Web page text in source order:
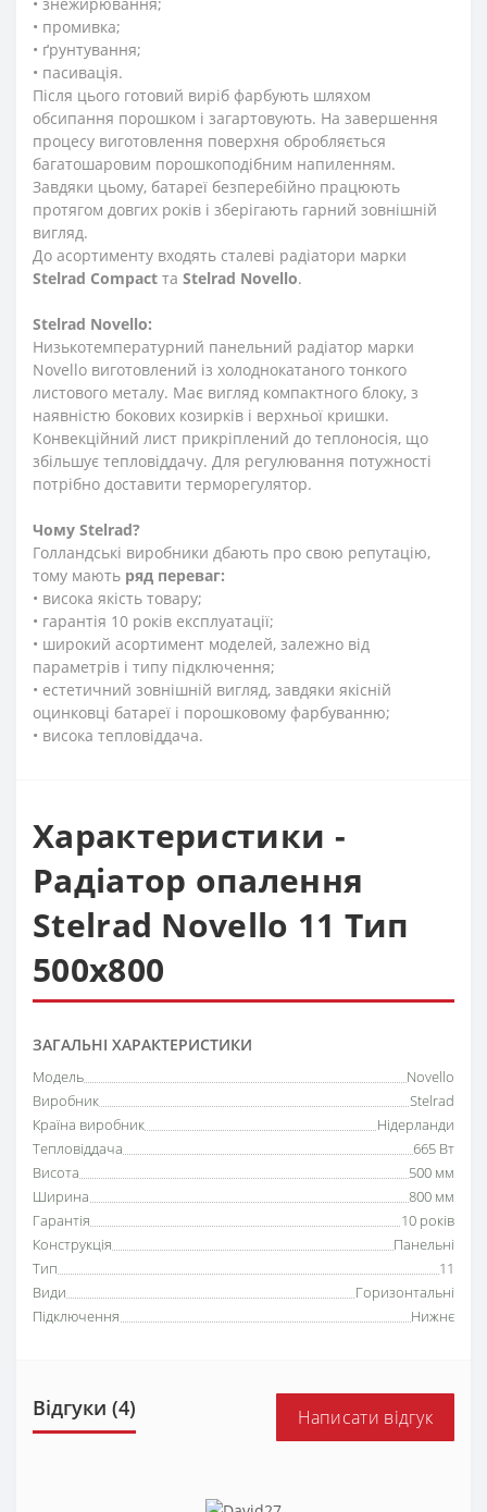
• промивка;
• ґрунтування;
• пасивація.
Після цього готовий виріб фарбують шляхом
обсипання порошком і загартовують. На завершення
процесу виготовлення поверхня обробляється
багатошаровим порошкоподібним напиленням.
Завдяки цьому, батареї безперебійно працюють
протягом довгих років і зберігають гарний зовнішній
вигляд.
До асортименту входять сталеві радіатори марки
Stelrad Compact та Stelrad Novello.
Stelrad Novello:
Низькотемпературний панельний радіатор марки
Novello виготовлений із холоднокатаного тонкого
листового металу. Має вигляд компактного блоку, з
наявністю бокових козирків і верхньої кришки.
Конвекційний лист прикріплений до теплоносія, що
збільшує тепловіддачу. Для регулювання потужності
потрібно доставити терморегулятор.
Чому Stelrad?
Голландські виробники дбають про свою репутацію,
тому мають ряд переваг:
• висока якість товару;
• гарантія 10 років експлуатації;
• широкий асортимент моделей, залежно від
параметрів і типу підключення;
• естетичний зовнішній вигляд, завдяки якісній
оцинковці батареї і порошковому фарбуванню;
• висока тепловіддача.
Характеристики -
Радіатор опалення
Stelrad Novello 11 Тип
500х800
ЗАГАЛЬНІ ХАРАКТЕРИСТИКИ
Модель
Novello
Виробник
Stelrad
Країна виробник
Нідерланди
Тепловіддача
665 Вт
Висота
500 мм
Ширина
800 мм
Гарантія
10 років
Конструкція
Панельні
Тип
11
Види
Горизонтальні
Підключення
Нижнє
Відгуки (4) Написати відгук